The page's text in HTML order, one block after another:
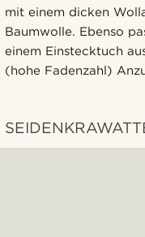
mit einem dicken
Baumwolle. Ebenso
einem Einstecktuch
(hohe Fadenzahl)